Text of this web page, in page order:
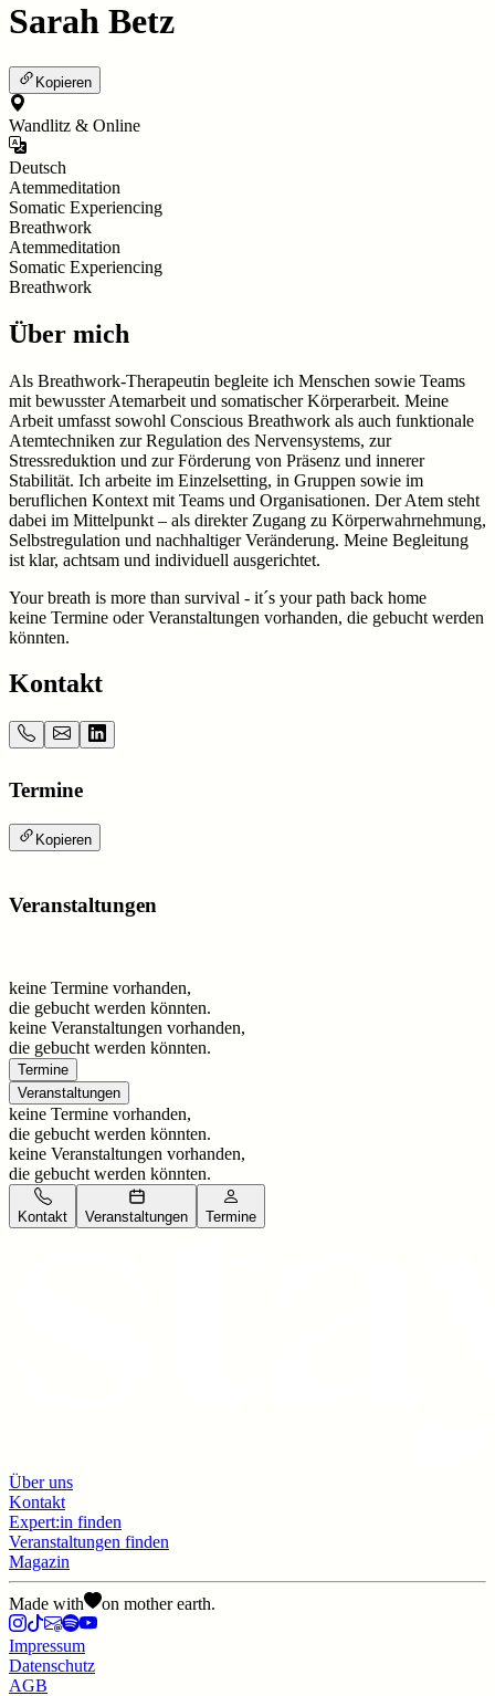
Sarah Betz
Kopieren
Wandlitz & Online
Deutsch
Atemmeditation
Somatic Experiencing
Breathwork
Atemmeditation
Somatic Experiencing
Breathwork
Über mich
Als Breathwork-Therapeutin begleite ich Menschen sowie Teams
mit bewusster Atemarbeit und somatischer Körperarbeit. Meine
Arbeit umfasst sowohl Conscious Breathwork als auch funktionale
Atemtechniken zur Regulation des Nervensystems, zur
Stressreduktion und zur Förderung von Präsenz und innerer
Stabilität. Ich arbeite im Einzelsetting, in Gruppen sowie im
beruflichen Kontext mit Teams und Organisationen. Der Atem steht
dabei im Mittelpunkt – als direkter Zugang zu Körperwahrnehmung,
Selbstregulation und nachhaltiger Veränderung. Meine Begleitung
ist klar, achtsam und individuell ausgerichtet.
Your breath is more than survival - it´s your path back home
keine Termine oder Veranstaltungen vorhanden, die gebucht werden
könnten.
Kontakt
Termine
Kopieren
Veranstaltungen
keine Termine vorhanden,
die gebucht werden könnten.
keine Veranstaltungen vorhanden,
die gebucht werden könnten.
Termine
Veranstaltungen
keine Termine vorhanden,
die gebucht werden könnten.
keine Veranstaltungen vorhanden,
die gebucht werden könnten.
Kontakt Veranstaltungen Termine
Über uns
Kontakt
Expert:in finden
Veranstaltungen finden
Magazin
Made with on mother earth.
Impressum
Datenschutz
AGB